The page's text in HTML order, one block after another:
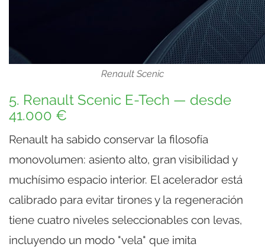
Renault Scenic
5. Renault Scenic E-Tech — desde
41.000 €
Renault ha sabido conservar la filosofía
monovolumen: asiento alto, gran visibilidad y
muchísimo espacio interior. El acelerador está
calibrado para evitar tirones y la regeneración
tiene cuatro niveles seleccionables con levas,
incluyendo un modo "vela" que imita